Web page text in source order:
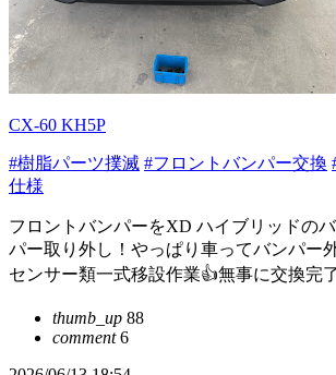
CX-60 KH5P
#樹脂パーツ撲滅 #フロントバンパー交換
仕様
フロントバンパーをXD ハイブリッドの
パー取り外し！やっぱり車ってバンパー
センサー類一式移設作業👍無事に交換完
thumb_up 88
comment6